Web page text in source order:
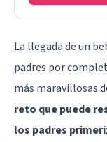
La llegada de un
padres por
más maravillosas
reto que puede
los padres